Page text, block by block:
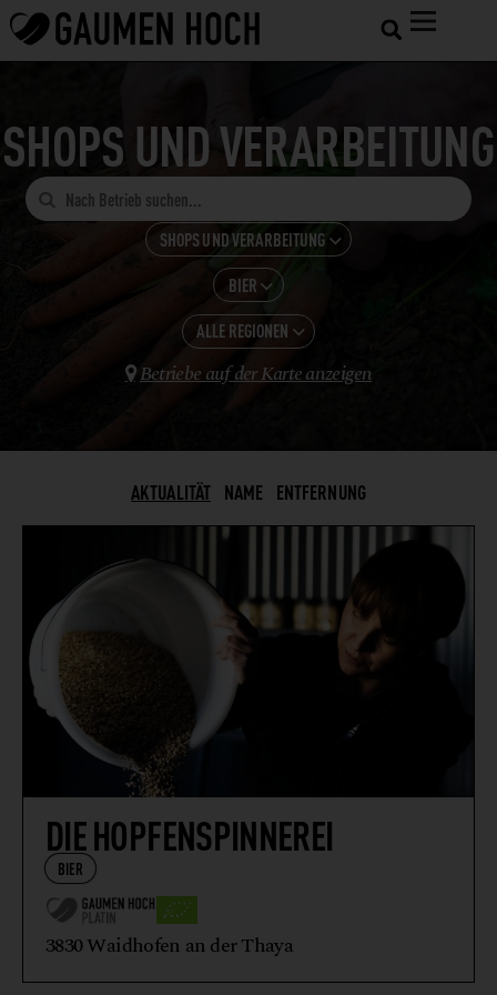
SHOPS UND VERARBEITUNG

SHOPS UND VERARBEITUNG 
ALLE KATEGORIEN
GASTRONOMIE
HOTELS
LANDWIRTSCHAFT
WEINBAU
BIER 
ALLE ANZEIGEN
BEEREN
BIO-LIEFERSERVICE
BIOLADEN
BROT
EVENTLOCATION
FEINKOSTERZEUGNISSE
FLEISCH + FLEISCHERZEUGNISSE
FLEISCHERSATZPRODUKTE
GETREIDE
GEWÜRZE
KOCHKURSE
MARKTHALLE
ALLE REGIONEN 
KÄRNTEN
 Betriebe auf der Karte anzeigen
AKTUALITÄT NAME ENTFERNUNG
DIE HOPFENSPINNEREI
BIER
3830 Waidhofen an der Thaya